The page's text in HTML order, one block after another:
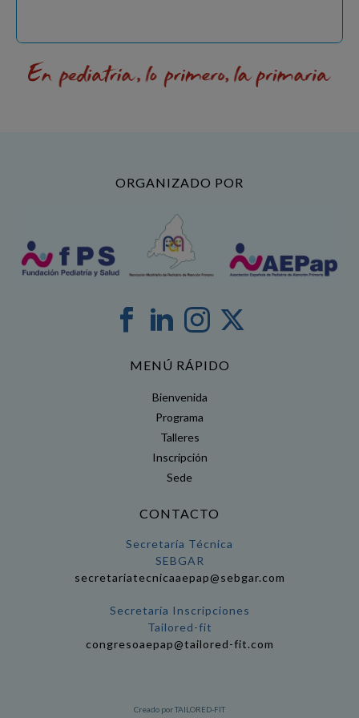
ORGANIZADO POR
MENÚ RÁPIDO
Bienvenida
Programa
Talleres
Inscripción
Sede
CONTACTO
Secretaría Técnica
SEBGAR
secretariatecnicaaepap@sebgar.com
Secretaría Inscripciones
Tailored-fit
congresoaepap@tailored-fit.com
Creado por TAILORED-FIT